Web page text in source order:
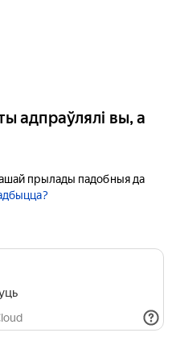
адпраўлялі вы, а
прылады падобныя да